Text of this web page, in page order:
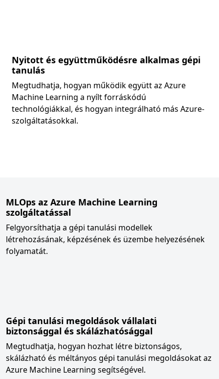
Nyitott és együttműködésre alkalmas gépi
tanulás
Megtudhatja, hogyan működik együtt az Azure
Machine Learning a nyílt forráskódú
technológiákkal, és hogyan integrálható más Azure-
szolgáltatásokkal.
MLOps az Azure Machine Learning
szolgáltatással
Felgyorsíthatja a gépi tanulási modellek
létrehozásának, képzésének és üzembe helyezésének
folyamatát.
Gépi tanulási megoldások vállalati
biztonsággal és skálázhatósággal
Megtudhatja, hogyan hozhat létre biztonságos,
skálázható és méltányos gépi tanulási megoldásokat az
Azure Machine Learning segítségével.